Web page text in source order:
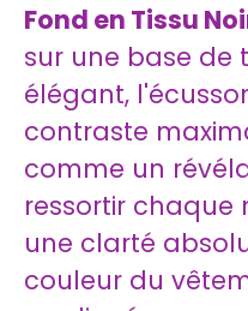
Fond en Tissu
sur une base de
élégant,
contraste
comme un
ressortir chaque
une clarté
couleur du